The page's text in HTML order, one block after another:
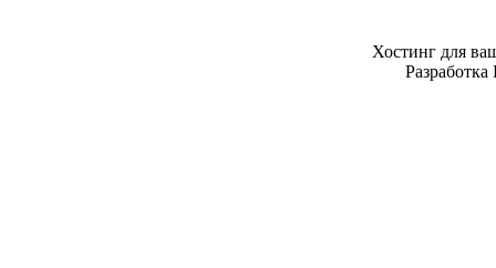
Хостинг для